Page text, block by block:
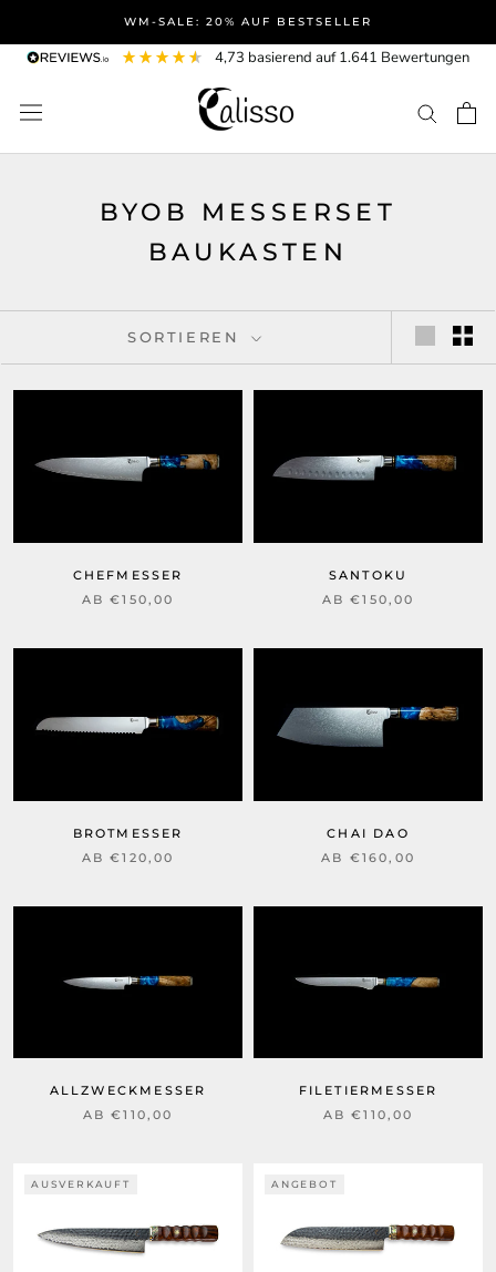
Inhalt
WM-SALE: 20% AUF BESTSELLER
4,73 basierend auf1.641 Bewertungen
BYOB MESSERSET
BAUKASTEN
SORTIEREN
CHEFMESSER
AB €150,00
SANTOKU
AB €150,00
BROTMESSER
AB €120,00
CHAI DAO
AB €160,00
ALLZWECKMESSER
AB €110,00
FILETIERMESSER
AB €110,00
AUSVERKAUFT ANGEBOT